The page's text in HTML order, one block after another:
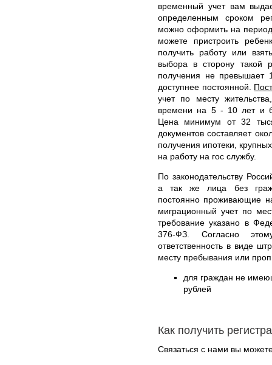
временный учет вам
определенным сроком
можно оформить на
можете пристроить
получить работу или
выбора в сторону такой
получения не превышает
доступнее постоянной.
учет по месту
времени на 5 - 10 лет и
Цена минимум от 32
документов составляет
получения ипотеки,
на работу на гос службу.
По законодательству
а так же лица без
постоянно проживающие
миграционный учет по
требование указано в
376-ФЗ. Согласно этому
ответственность в виде
месту пребывания или
для граждан не
рублей
Как получить
Связаться с нами вы